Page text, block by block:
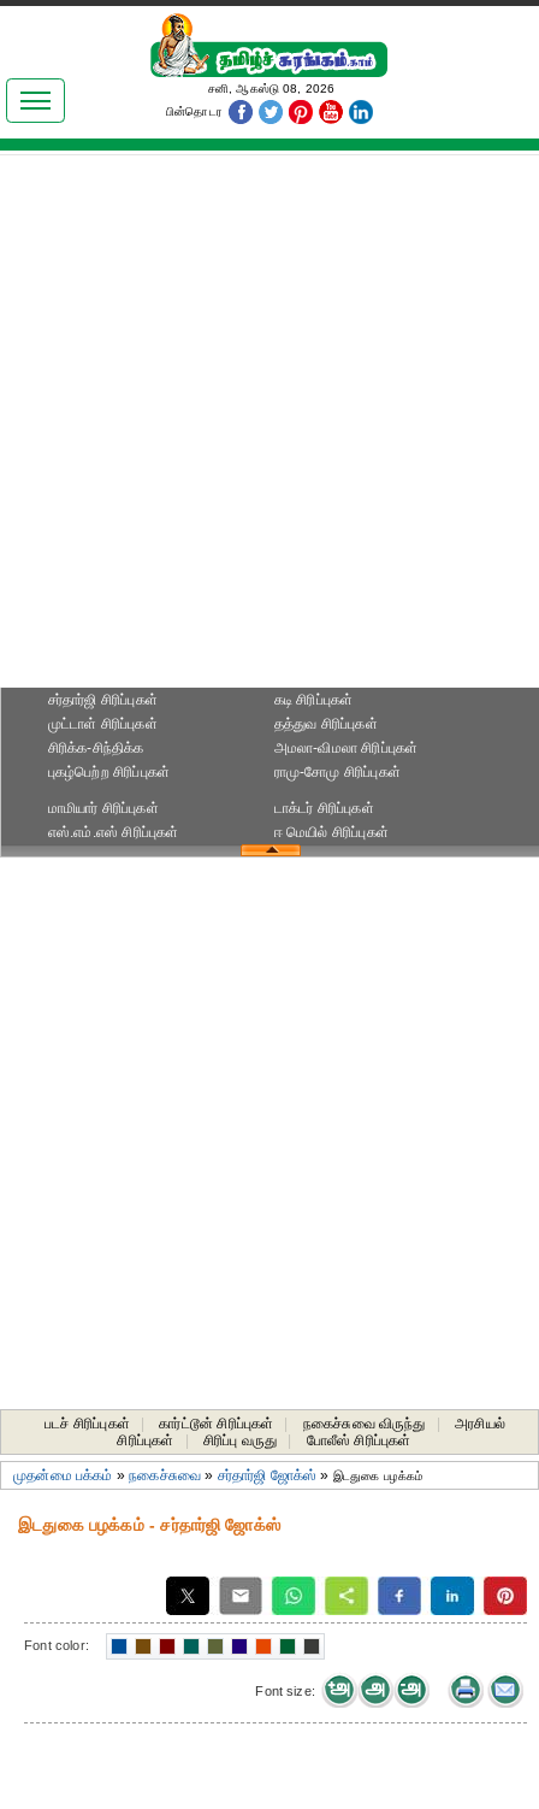
இலக்கியங்கள்
தமிழ் உலகம்
சனி, ஆகஸ்டு 08, 2026
பின்தொடர
சர்தார்ஜி சிரிப்புகள்
முட்டாள் சிரிப்புகள்
கடி சிரிப்புகள்
தத்துவ சிரிப்புகள்
சிரிக்க-சிந்திக்க
புகழ்பெற்ற சிரிப்புகள்
அமலா-விமலா சிரிப்புகள்
ராமு-சோமு சிரிப்புகள்
மாமியார் சிரிப்புகள்
எஸ்.எம்.எஸ் சிரிப்புகள்
டாக்டர் சிரிப்புகள்
ஈ மெயில் சிரிப்புகள்
படச் சிரிப்புகள் கார்ட்டூன் சிரிப்புகள் நகைச்சுவை விருந்து
அரசியல்
சிரிப்புகள்
சிரிப்பு வருது போலீஸ் சிரிப்புகள்
முதன்மை பக்கம் »நகைச்சுவை » சர்தார்ஜி ஜோக்ஸ் » இடதுகை பழக்கம்
இடதுகை பழக்கம் - சர்தார்ஜி ஜோக்ஸ்
Font color:
Font size: